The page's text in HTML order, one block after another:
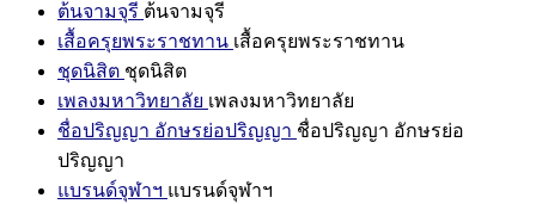
ต้นจามจุรี ต้นจามจุรี
เสื้อครุยพระราชทาน เสื้อครุยพระราชทาน
ชุดนิสิต ชุดนิสิต
เพลงมหาวิทยาลัย เพลงมหาวิทยาลัย
ชื่อปริญญา อักษรย่อปริญญา ชื่อปริญญา อักษรย่อ
ปริญญา
แบรนด์จุฬาฯ แบรนด์จุฬาฯ